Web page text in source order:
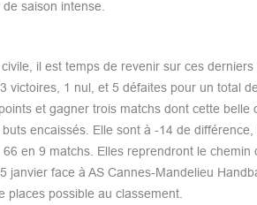
saison intense.
il est temps de revenir sur ces
victoires, 1 nul, et 5 défaites pour un total
et gagner trois matchs dont cette
encaissés. Elle sont à -14 de
en 9 matchs. Elles reprendront le
janvier face à AS Cannes-Mandelieu
possible au classement.